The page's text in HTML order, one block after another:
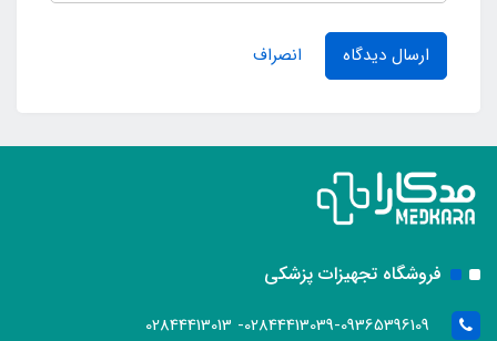
ارسال دیدگاه انصراف
فروشگاه تجهیزات پزشکی
02844413039-09365396109- 02844413013